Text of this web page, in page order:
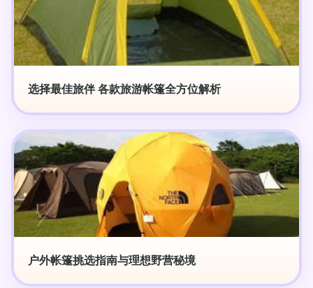
选择最佳旅伴 各款旅游帐篷全方位解析
户外帐篷挑选指南与理想野营秘境